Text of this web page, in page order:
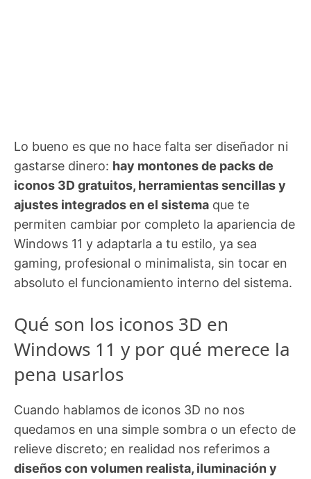
Lo bueno es que no hace falta ser diseñador ni
gastarse dinero: hay montones de packs de
iconos 3D gratuitos, herramientas sencillas y
ajustes integrados en el sistema que te
permiten cambiar por completo la apariencia de
Windows 11 y adaptarla a tu estilo, ya sea
gaming, profesional o minimalista, sin tocar en
absoluto el funcionamiento interno del sistema.
Qué son los iconos 3D en
Windows 11 y por qué merece la
pena usarlos
Cuando hablamos de iconos 3D no nos
quedamos en una simple sombra o un efecto de
relieve discreto; en realidad nos referimos a
diseños con volumen realista, iluminación y